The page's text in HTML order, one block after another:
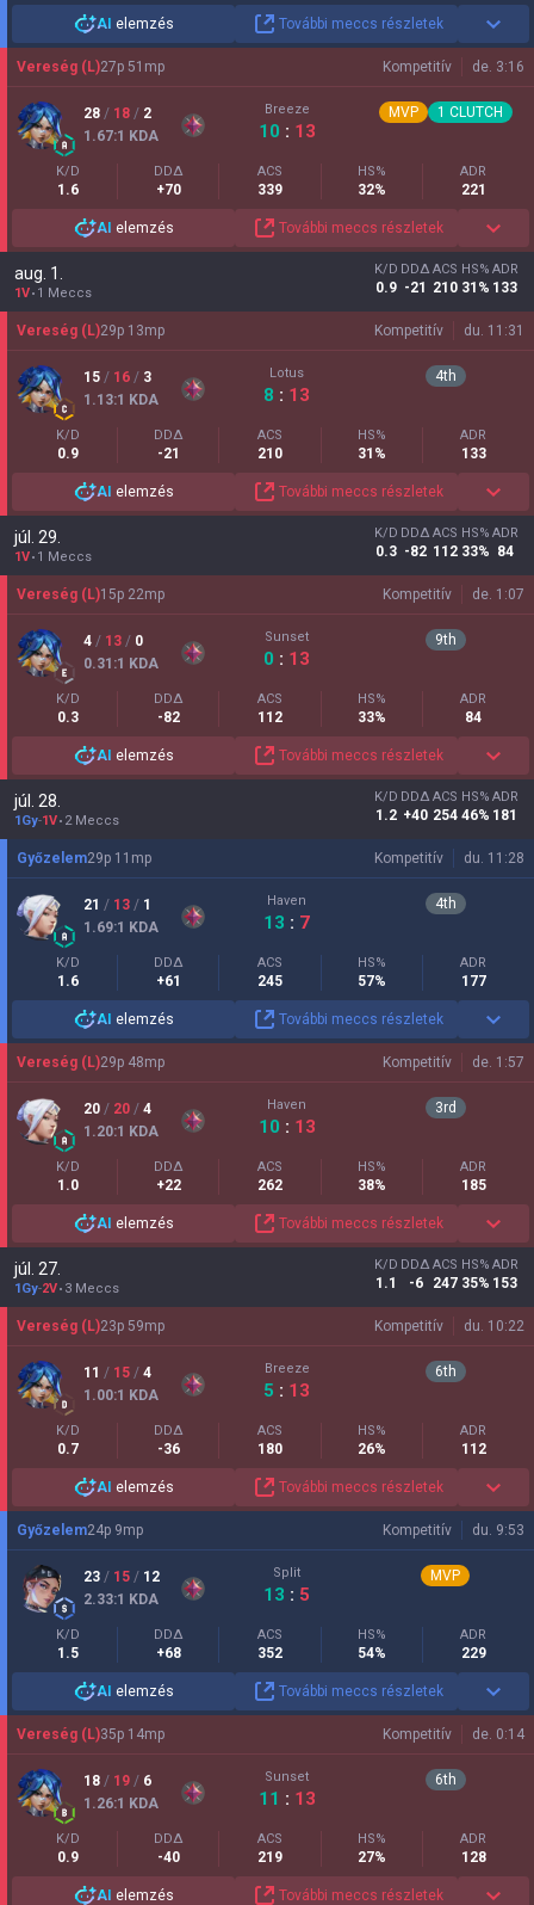
AI elemzés További meccs részletek
Kompetitív de. 3:16
Vereség (L)27p 51 mp
28 / 18 / 2
1.67:1 KDA
Breeze
10 : 13
MVP 1 CLUTCH
K/D
1.6
DDΔ
+70
ACS
339
HS%
32%
ADR
221
AI elemzés További meccs részletek
aug. 1.
1V 1 Meccs
K/D
0.9
DDΔ
-21
ACS
210
HS%
31%
ADR
133
Kompetitív du. 11:31
Vereség (L)29p 13mp
15 / 16 / 3
1.13:1 KDA
Lotus
8 : 13
4th
K/D
0.9
DDΔ
-21
ACS
210
HS%
31%
ADR
133
AI elemzés További meccs részletek
júl. 29.
1V 1 Meccs
K/D
0.3
DDΔ
-82
ACS
112
HS%
33%
ADR
84
Kompetitív de. 1:07
Vereség (L)15p 22mp
4 / 13 / 0
0.31 :1 KDA
Sunset
0 : 13
9th
K/D
0.3
DDΔ
-82
ACS
112
HS%
33%
ADR
84
AI elemzés További meccs részletek
júl. 28.
1Gy-1V 2 Meccs
K/D
1.2
DDΔ
+40
ACS
254
HS%
46%
ADR
181
Kompetitív du. 11:28
Győzelem29p 11 mp
21 / 13 / 1
1.69:1 KDA
Haven
13 : 7
4th
K/D
1.6
DDΔ
+61
ACS
245
HS%
57%
ADR
177
AI elemzés További meccs részletek
Kompetitív de. 1:57
Vereség (L)29p 48mp
20 / 20 / 4
1.20:1 KDA
Haven
10 : 13
3rd
K/D
1.0
DDΔ
+22
ACS
262
HS%
38%
ADR
185
AI elemzés További meccs részletek
júl. 27.
1Gy-2V 3 Meccs
K/D
1.1
DDΔ
-6
ACS
247
HS%
35%
ADR
153
Kompetitív du. 10:22
Vereség (L)23p 59mp
11 / 15 / 4
1.00:1 KDA
Breeze
5 : 13
6th
K/D
0.7
DDΔ
-36
ACS
180
HS%
26%
ADR
112
AI elemzés További meccs részletek
Kompetitív du. 9:53
Győzelem24p 9mp
23 / 15 / 12
2.33:1 KDA
Split
13 : 5
MVP
K/D
1.5
DDΔ
+68
ACS
352
HS%
54%
ADR
229
AI elemzés További meccs részletek
Kompetitív de. 0:14
Vereség (L)35p 14mp
18 / 19 / 6
1.26:1 KDA
Sunset
11 : 13
6th
K/D
0.9
DDΔ
-40
ACS
219
HS%
27%
ADR
128
AI elemzés További meccs részletek